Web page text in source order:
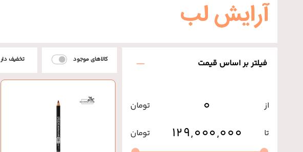
آرایش لب
فیلتر بر اساس قیمت
از تومان
تا تومان
کالاهای موجود تخفیف دار